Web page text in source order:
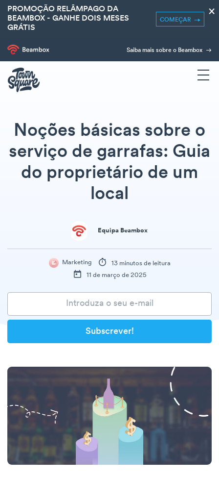
PROMOÇÃO RELÂMPAGO DA
BEAMBOX - GANHE DOIS MESES
GRÁTIS
COMEÇAR
×
Saiba mais sobre o Beambox
Noções básicas sobre o
serviço de garrafas: Guia
do proprietário de um
local
Equipa Beambox
Marketing
13 minutos de leitura
11 de março de 2025